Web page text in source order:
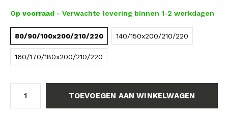
Op voorraad - Verwachte levering binnen 1-2 werkdagen
80/90/100x200/210/220 140/150x200/210/220
160/170/180x200/210/220
TOEVOEGEN AAN WINKELWAGEN